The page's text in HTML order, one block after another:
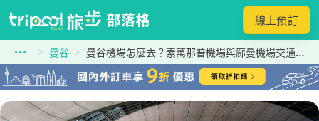
線上預訂
曼谷 曼谷機場怎麼去？素萬那普機場與廊曼機場交通方式/設施/出入境/退稅與轉機全指南